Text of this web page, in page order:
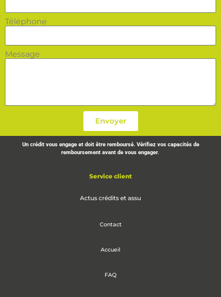
Téléphone
Message
Envoyer
Un crédit vous engage et doit être remboursé. Vérifiez vos capacités de
remboursement avant de vous engager.
Service client
Actus crédits et assu
Contact
Accueil
FAQ